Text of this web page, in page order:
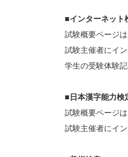
■インターネッ
試験概要ページは
試験主催者にイ
学生の受験体験
■日本漢字能力検
試験概要ページは
試験主催者にイ